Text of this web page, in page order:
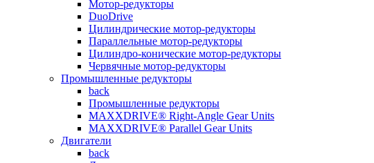
Мотор-редукторы
DuoDrive
Цилиндрические мотор-редукторы
Параллельные мотор-редукторы
Цилиндро-конические мотор-редукторы
Червячные мотор-редукторы
Промышленные редукторы
back
Промышленные редукторы
MAXXDRIVE® Right-Angle Gear Units
MAXXDRIVE® Parallel Gear Units
Двигатели
back